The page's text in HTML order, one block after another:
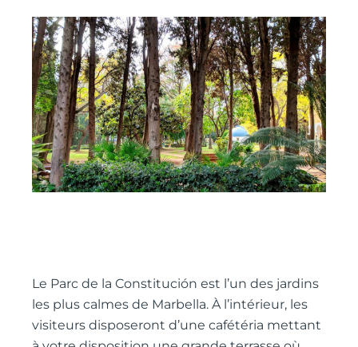
Le Parc de la Constitución est l’un des jardins
les plus calmes de Marbella. À l’intérieur, les
visiteurs disposeront d’une cafétéria mettant